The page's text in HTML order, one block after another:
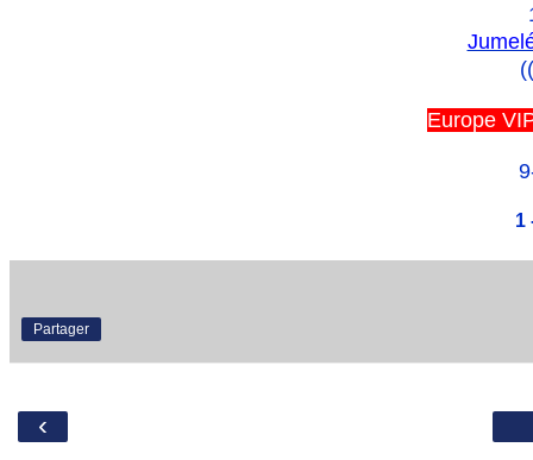
Europe
1
Partager
‹